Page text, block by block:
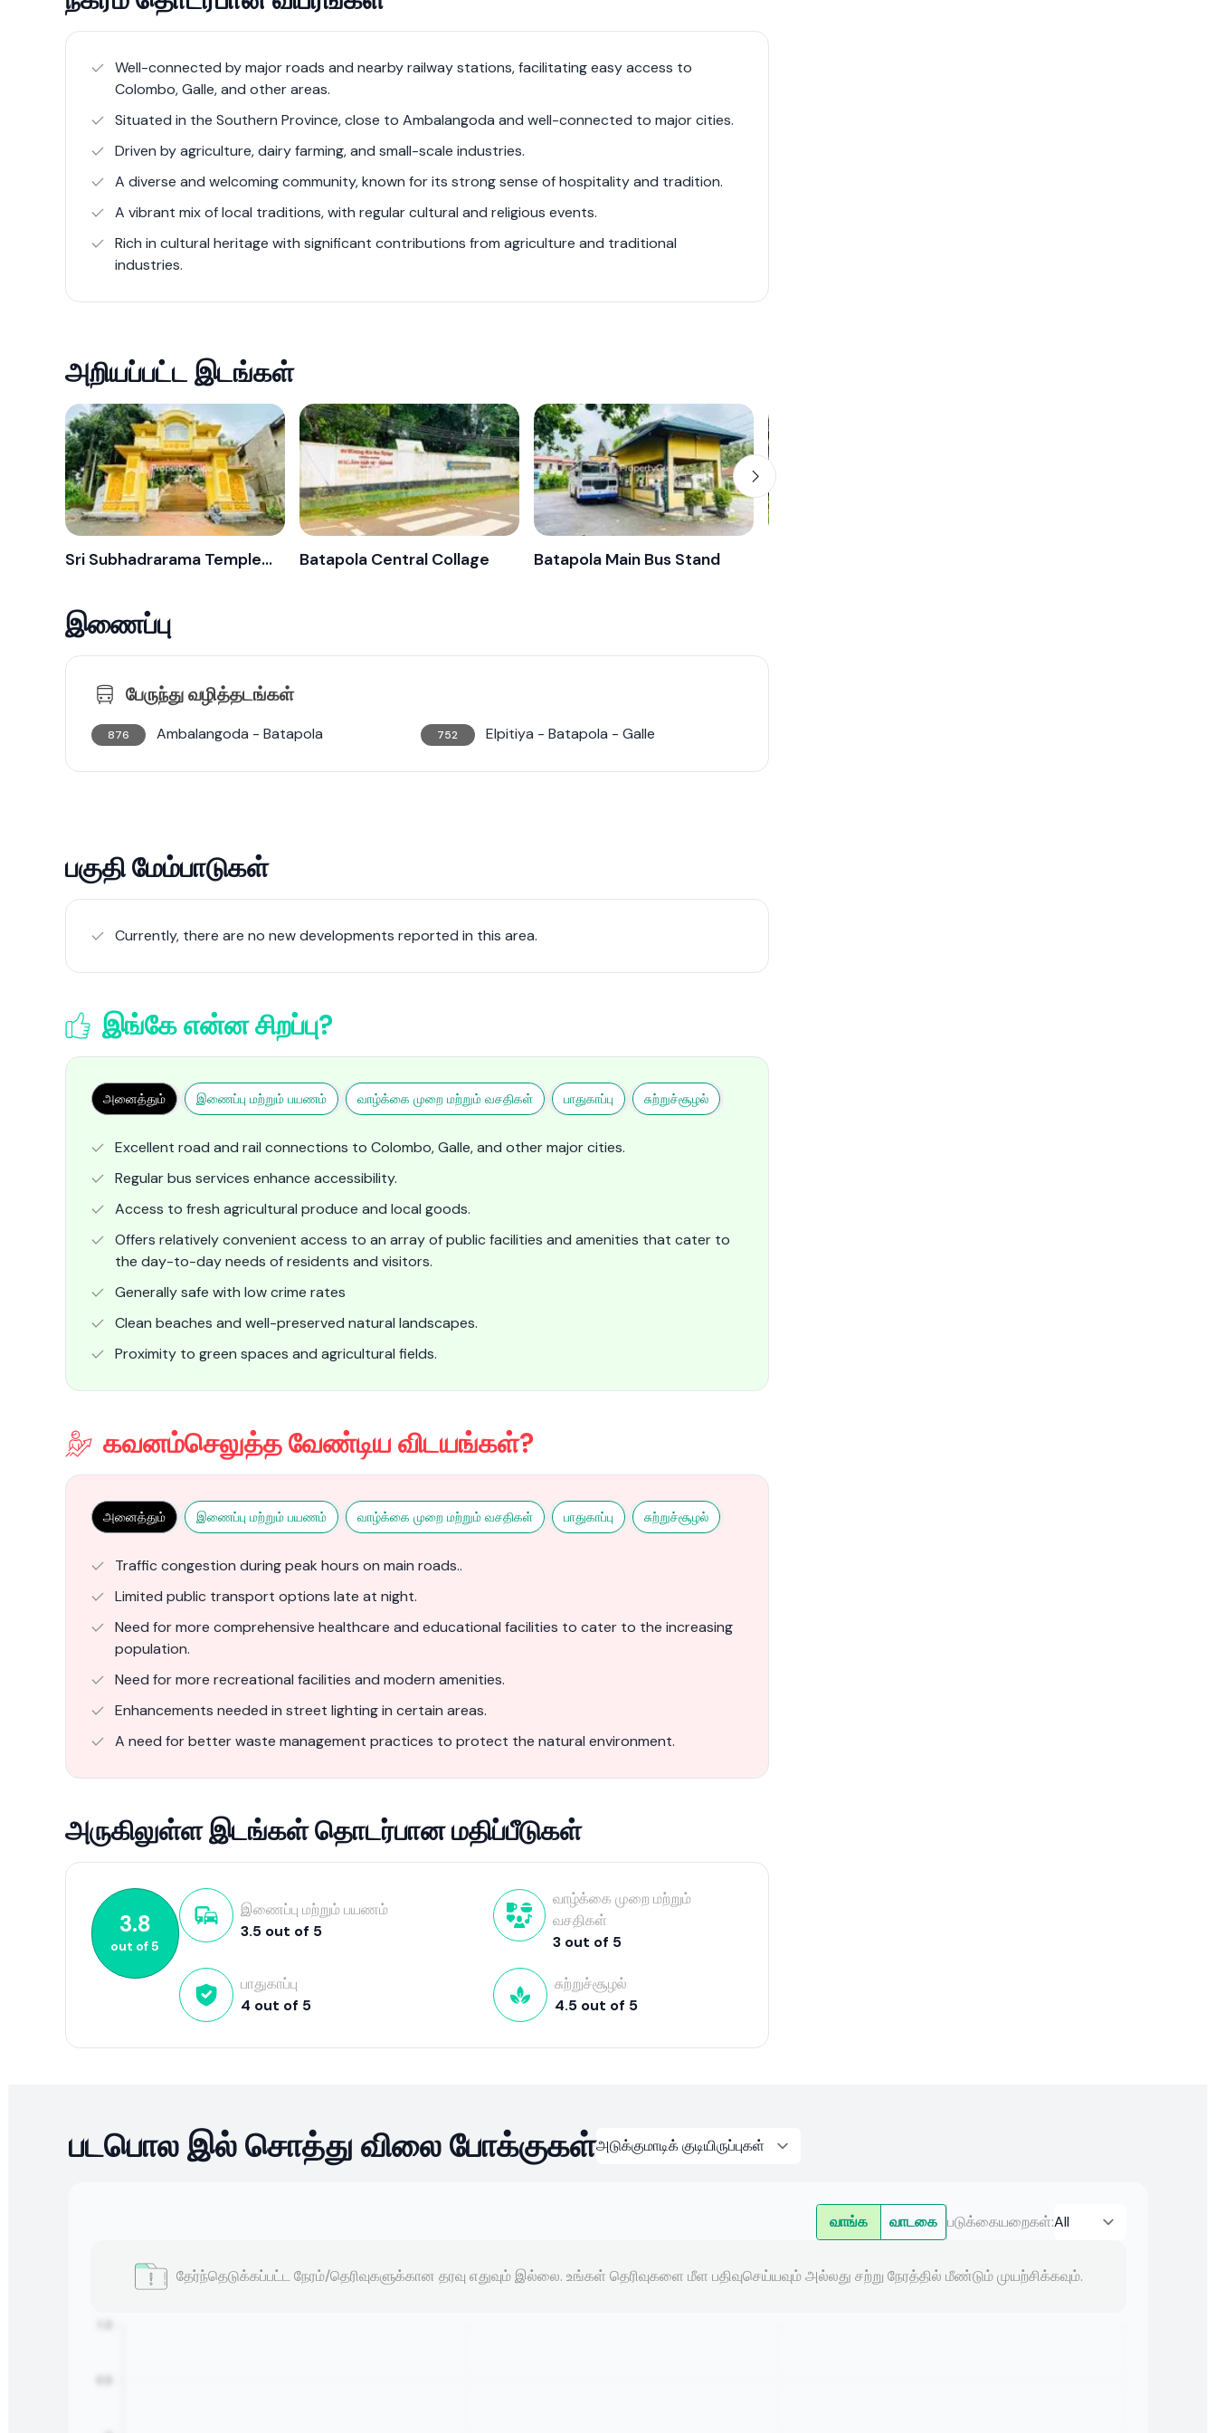
In recent years, Batapola has experienced steady growth, driven by improvements in
infrastructure and the development of new residential and commercial projects. The town’s
economy is primarily based on agriculture, with paddy, coconut, and dairy farming being
significant contributors. Local markets are vibrant with fresh produce and artisanal goods,
increasing interest in residential, commercial, and agricultural properties. Its strategic
location, combined with a peaceful environment and modern amenities, makes Batapola an
appealing place for investment and living.
Well-connected by major roads and nearby railway stations, facilitating easy access to
Colombo, Galle, and other areas.
Situated in the Southern Province, close to Ambalangoda and well-connected to major cities.
Driven by agriculture, dairy farming, and small-scale industries.
A diverse and welcoming community, known for its strong sense of hospitality and tradition.
A vibrant mix of local traditions, with regular cultural and religious events.
Rich in cultural heritage with significant contributions from agriculture and traditional
industries.
அறியப்பட்ட இடங்கள்
Sri Subhadrarama Temple - Batapola Batapola Central Collage Batapola Main Bus Stand
இணைப்பு
பேருந்து வழித்தடங்கள்
876 Ambalangoda - Batapola 752 Elpitiya - Batapola - Galle
பகுதி மேம்பாடுகள்
Currently, there are no new developments reported in this area.
இங்கே என்ன சிறப்பு?
அனைத்தும் இணைப்பு மற்றும் பயணம் வாழ்க்கை முறை மற்றும் வசதிகள் பாதுகாப்பு சுற்றுச்சூழல்
Excellent road and rail connections to Colombo, Galle, and other major cities.
Regular bus services enhance accessibility.
Access to fresh agricultural produce and local goods.
Offers relatively convenient access to an array of public facilities and amenities that cater to
the day-to-day needs of residents and visitors.
Generally safe with low crime rates
Clean beaches and well-preserved natural landscapes.
Proximity to green spaces and agricultural fields.
கவனம்செலுத்த வேண்டிய விடயங்கள்?
அனைத்தும் இணைப்பு மற்றும் பயணம் வாழ்க்கை முறை மற்றும் வசதிகள் பாதுகாப்பு சுற்றுச்சூழல்
Traffic congestion during peak hours on main roads..
Limited public transport options late at night.
Need for more comprehensive healthcare and educational facilities to cater to the increasing
population.
Need for more recreational facilities and modern amenities.
Enhancements needed in street lighting in certain areas.
A need for better waste management practices to protect the natural environment.
அருகிலுள்ள இடங்கள் தொடர்பான மதிப்பீடுகள்
3.8
out of5
இணைப்பு மற்றும் பயணம்
3.5 out of 5
வாழ்க்கை முறை மற்றும்
வசதிகள்
3 out of 5
பாதுகாப்பு
4 out of 5
சுற்றுச்சூழல்
4.5 out of 5
படபொல இல் சொத்து விலை போக்குகள்
வாங்க வாடகை படுக்கையறைகள்:
தேர்ந்தெடுக்கப்பட்ட நேரம்/தெரிவுகளுக்கான தரவு எதுவும் இல்லை. உங்கள் தெரிவுகளை மீள பதிவுசெய்யவும் அல்லது சற்று நேரத்தில் மீண்டும் முயற்சிக்கவும்.